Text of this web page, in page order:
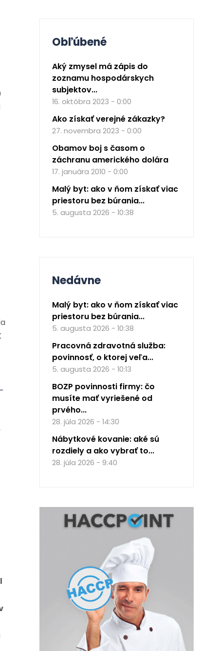
Obľúbené
Aký zmysel má zápis do
zoznamu hospodárskych
subjektov...
16. októbra 2023 - 0:00
Ako získať verejné zákazky?
27. novembra 2023 - 0:00
Obamov boj s časom o
záchranu amerického dolára
17. januára 2010 - 0:00
Malý byt: ako v ňom získať viac
priestoru bez búrania...
5. augusta 2026 - 10:38
Nedávne
Malý byt: ako v ňom získať viac
priestoru bez búrania...
5. augusta 2026 - 10:38
Pracovná zdravotná služba:
povinnosť, o ktorej veľa...
5. augusta 2026 - 10:13
BOZP povinnosti firmy: čo
musíte mať vyriešené od
prvého...
28. júla 2026 - 14:30
Nábytkové kovanie: aké sú
rozdiely a ako vybrať to...
28. júla 2026 - 9:40